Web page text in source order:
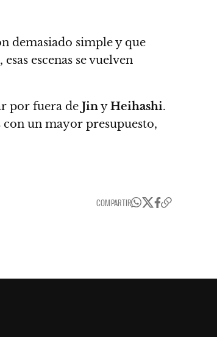
demasiado simple y que
escenas se vuelven
por fuera de JinyHeihashi.
con un mayor presupuesto,
COMPARTIR